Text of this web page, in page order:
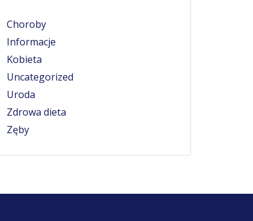
Choroby
Informacje
Kobieta
Uncategorized
Uroda
Zdrowa dieta
Zęby